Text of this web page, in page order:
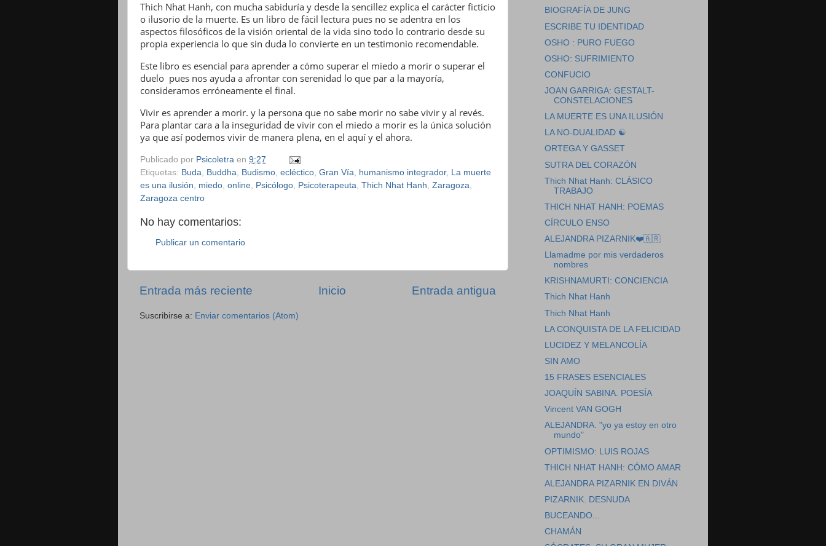
Thich Nhat Hanh, con mucha sabiduría y desde la sencillez explica el carácter ficticio
o ilusorio de la muerte. Es un libro de fácil lectura pues no se adentra en los
aspectos filosóficos de la visión oriental de la vida sino todo lo contrario desde su
propia experiencia lo que sin duda lo convierte en un testimonio recomendable.
Este libro es esencial para aprender a cómo superar el miedo a morir o superar el
duelo pues nos ayuda a afrontar con serenidad lo que par a la mayoría,
consideramos erróneamente el final.
Vivir es aprender a morir. y la persona que no sabe morir no sabe vivir y al revés.
Para plantar cara a la inseguridad de vivir con el miedo a morir es la única solución
ya que así podemos vivir de manera plena, en el aquí y el ahora.
Publicado por Psicoletra en 9:27
Etiquetas: Buda, Buddha, Budismo, ecléctico, Gran Vía, humanismo integrador, La muerte
es una ilusión, miedo, online, Psicólogo, Psicoterapeuta, Thich Nhat Hanh, Zaragoza,
Zaragoza centro
No hay comentarios:
Publicar un comentario
Entrada más reciente Entrada antigua
Inicio
Suscribirse a: Enviar comentarios (Atom)
BIOGRAFÍA DE JUNG
ESCRIBE TU IDENTIDAD
OSHO : PURO FUEGO
OSHO: SUFRIMIENTO
CONFUCIO
JOAN GARRIGA: GESTALT-
CONSTELACIONES
LA MUERTE ES UNA ILUSIÓN
LA NO-DUALIDAD ☯️
ORTEGA Y GASSET
SUTRA DEL CORAZÓN
Thich Nhat Hanh: CLÁSICO
TRABAJO
THICH NHAT HANH: POEMAS
CÍRCULO ENSO
ALEJANDRA PIZARNIK❤️🇦🇷
Llamadme por mis verdaderos
nombres
KRISHNAMURTI: CONCIENCIA
Thich Nhat Hanh
Thich Nhat Hanh
LA CONQUISTA DE LA FELICIDAD
LUCIDEZ Y MELANCOLÍA
SIN AMO
15 FRASES ESENCIALES
JOAQUÍN SABINA. POESÍA
Vincent VAN GOGH
ALEJANDRA. "yo ya estoy en otro
mundo"
OPTIMISMO: LUIS ROJAS
THICH NHAT HANH: CÓMO AMAR
ALEJANDRA PIZARNIK EN DIVÁN
PIZARNIK. DESNUDA
BUCEANDO...
CHAMÁN